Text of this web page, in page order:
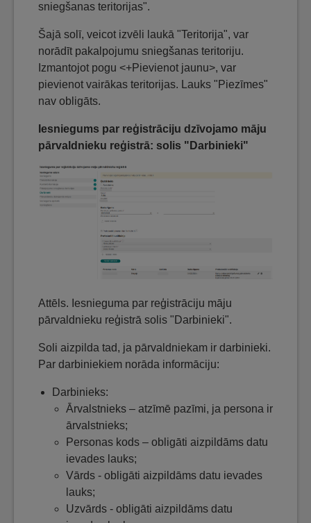
sniegšanas teritorijas".
Šajā solī, veicot izvēli laukā "Teritorija", var
norādīt pakalpojumu sniegšanas teritoriju.
Izmantojot pogu <+Pievienot jaunu>, var
pievienot vairākas teritorijas. Lauks "Piezīmes"
nav obligāts.
Iesniegums par reģistrāciju dzīvojamo māju
pārvaldnieku reģistrā: solis "Darbinieki"
Attēls. Iesnieguma par reģistrāciju māju
pārvaldnieku reģistrā solis "Darbinieki".
Soli aizpilda tad, ja pārvaldniekam ir darbinieki.
Par darbiniekiem norāda informāciju:
Darbinieks:
Ārvalstnieks – atzīmē pazīmi, ja persona ir
ārvalstnieks;
Personas kods – obligāti aizpildāms datu
ievades lauks;
Vārds - obligāti aizpildāms datu ievades
lauks;
Uzvārds - obligāti aizpildāms datu